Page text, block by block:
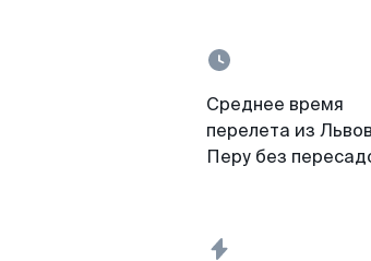
Среднее время
перелета из
Перу без